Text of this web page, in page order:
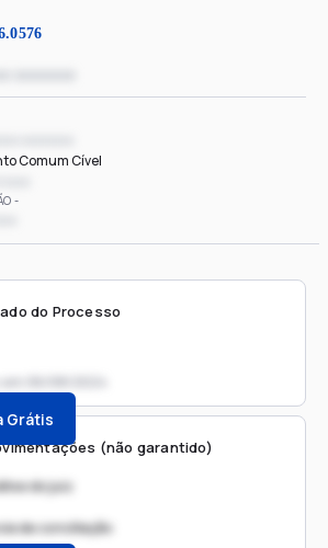
Comum Cível
do Processo
Grátis
(não garantido)
do juiz
de conciliação